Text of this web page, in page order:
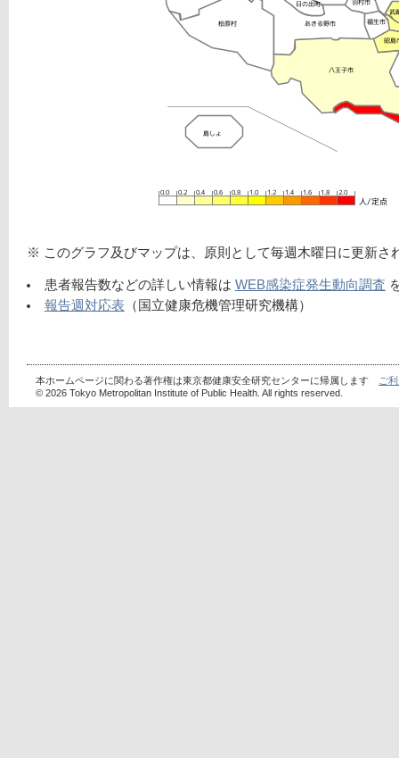
※ このグラフ及びマップは、原則として毎週木曜日に更新さ
患者報告数などの詳しい情報は WEB感染症発生動向調査
報告週対応表 （国立健康危機管理研究機構）
本ホームページに関わる著作権は東京都健康安全研究センターに帰属します ご
© 2026 Tokyo Metropolitan Institute of Public Health. All rights reserved.